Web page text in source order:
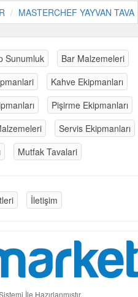
MASTERCHEF YAYVAN TAVA
Sunumluk
Bar Malzemeleri
Kahve Ekipmanları
Pişirme Ekipmanları
Servis Ekipmanları
Mutfak Tavalari
İletişim
İle Hazırlanmıştır.